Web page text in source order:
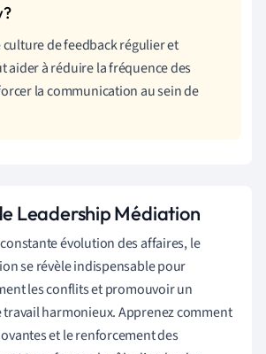
de feedback régulier et
aider à réduire la fréquence des
la communication au sein de
Leadership Médiation
évolution des affaires, le
se révèle indispensable pour
les conflits et promouvoir un
harmonieux. Apprenez comment
et le renforcement des